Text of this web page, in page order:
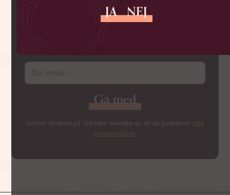
JA NEJ
ELLER ROLIGA EVENTS
Genom att klicka på "Gå med" bekräftar du att du godkänner våra
användarvillkor.